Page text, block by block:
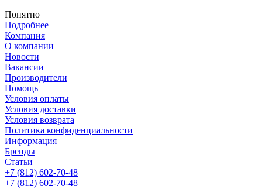
Понятно
Подробнее
Компания
О компании
Новости
Вакансии
Производители
Помощь
Условия оплаты
Условия доставки
Условия возврата
Политика конфиденциальности
Информация
Бренды
Статьи
+7 (812) 602-70-48
+7 (812) 602-70-48